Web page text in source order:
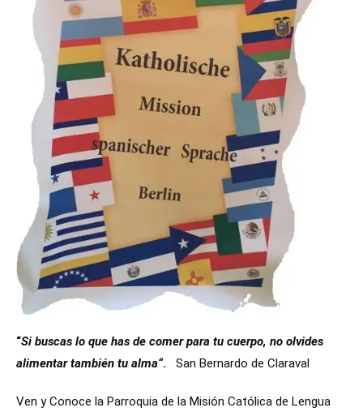
“Si buscas lo que has de comer para tu cuerpo, no olvides
alimentar también tu alma“. San Bernardo de Claraval
Ven y Conoce la Parroquia de la Misión Católica de Lengua